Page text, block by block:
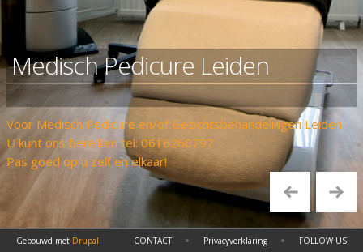
Medisch Pedicure Leiden
Voor Medisch Pedicure en/of Gezichtsbehandelingen Leiden
U kunt ons bereiken tel: 0616260797
Pas goed op u zelf en elkaar!
Gebouwd met Drupal CONTACT • Privacyverklaring • FOLLOW US